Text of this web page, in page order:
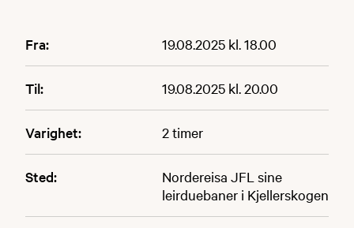
Fra: 19.08.2025 kl. 18.00
Til: 19.08.2025 kl. 20.00
Varighet: 2 timer
Sted:
Nordereisa JFL sine
leirduebaner i Kjellerskogen